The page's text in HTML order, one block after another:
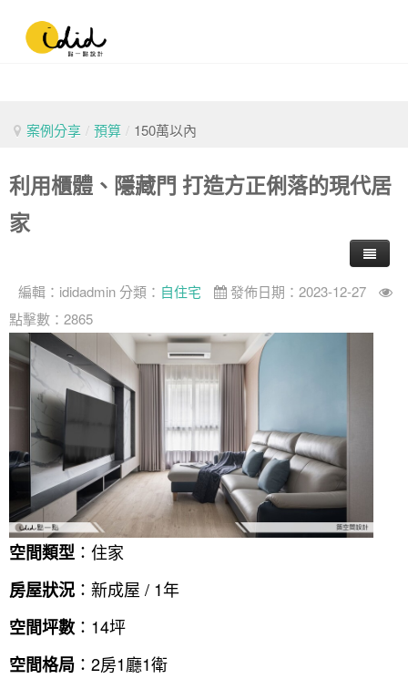
案例分享 / 預算 / 150萬以內
利用櫃體、隱藏門 打造方正俐落的現代居
家
編輯： ididadmin 分類： 自住宅
發佈日期：2023-12-27
點擊數：2865
空間類型 ：住家
房屋狀況 ：新成屋 / 1年
空間坪數 ：14坪
空間格局 ：2房1廳1衛